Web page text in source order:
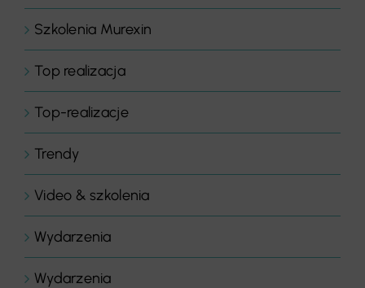
Szkolenia Murexin
Top realizacja
Top-realizacje
Trendy
Video & szkolenia
Wydarzenia
Wydarzenia